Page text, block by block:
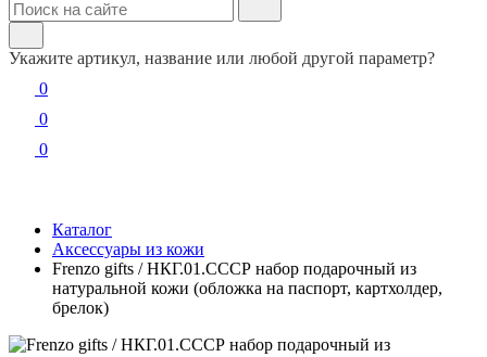
Укажите артикул, название или любой другой параметр?
0
0
0
Каталог
Аксессуары из кожи
Frenzo gifts / НКГ.01.СССР набор подарочный из
натуральной кожи (обложка на паспорт, картхолдер,
брелок)